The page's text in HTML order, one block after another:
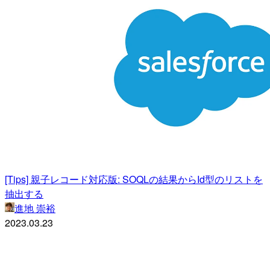
[Tips] 親子レコード対応版: SOQLの結果からId型のリストを
抽出する
進地 崇裕
2023.03.23